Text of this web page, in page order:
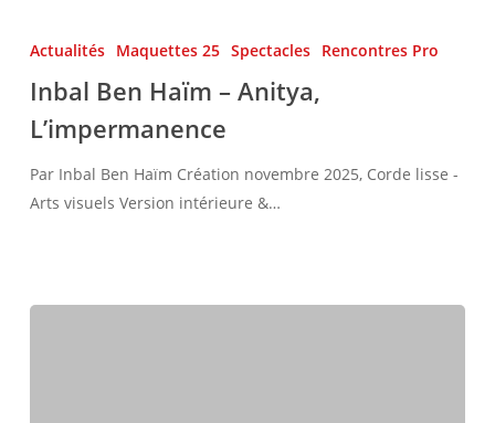
–
Anitya,
Actualités Maquettes 25 Spectacles Rencontres Pro
Inbal Ben Haïm – Anitya,
L’impermanence
Par Inbal Ben Haïm Création novembre 2025, Corde lisse -
Arts visuels Version intérieure &…